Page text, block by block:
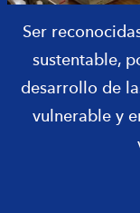
Ser
sustentable,
desarrollo de
vulnerable y